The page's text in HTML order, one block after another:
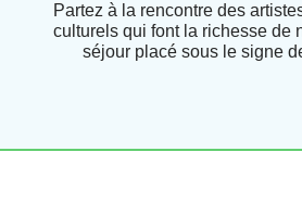
Partez à la rencontre des
culturels qui font la richesse de
séjour placé sous le signe